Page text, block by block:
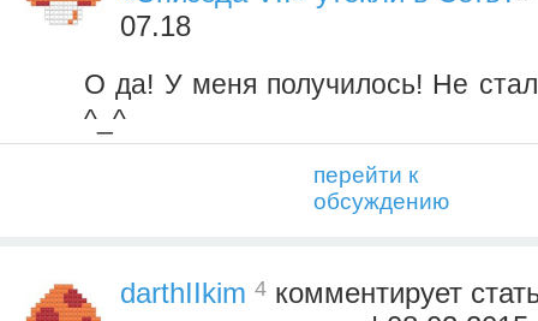
07.18
О да! У меня получилось! Не
^_^
перейти к
обсуждению
darthIIkim 4 комментирует